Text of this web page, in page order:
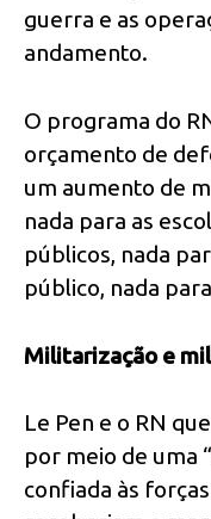
guerra e as
andamento.
O programa do
orçamento de
um aumento de
nada para as
públicos, nada
público, nada
Militarização e
Le Pen e o RN
por meio de uma
confiada às